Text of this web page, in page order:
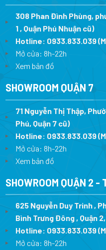
308 Phan Đình Phùng,
1 , Quận Phú Nhuận cũ)
Hotline: 0933.833.039
Mở cửa: 8h-22h
Xem bản đồ
SHOWROOM QUẬN 7
71 Nguyễn Thị Thập,
Phú, Quận 7 cũ)
Hotline: 0933.833.039
Mở cửa: 8h-22h
Xem bản đồ
SHOWROOM QUẬN 2 -
625 Nguyễn Duy Trinh ,
Bình Trưng Đông , Quận
Hotline: 0933.833.039
Mở cửa: 8h-22h